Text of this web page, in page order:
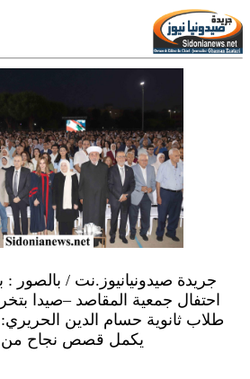
جريدة صيدونيانيوز.نت / بالصور
طلاب ثانوية حسام الدين
يكمل قصص نجاح من